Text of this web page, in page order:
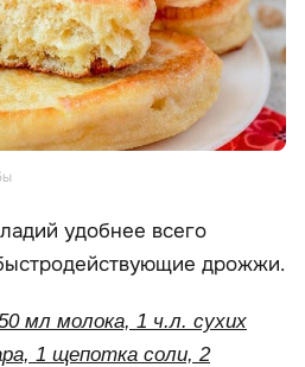
удобнее всего
дрожжи.
мл молока, 1 ч.л. сухих
1 щепотка соли, 2